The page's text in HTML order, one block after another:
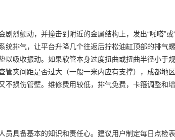
烈颤动，并撞击到附近的金属结构上，发出“啪嗒”
排气，让平台升降几个往返后拧松油缸顶部的排气
吸收振动。如果软管本身过度扭曲或扭曲半径小于
夹间距是否过大（一般一米内应有支撑），成都地
损伤管壁。维修费用较低，排气免费，卡箍调整和
具备基本的知识和责任心。建议用户制定每日点检